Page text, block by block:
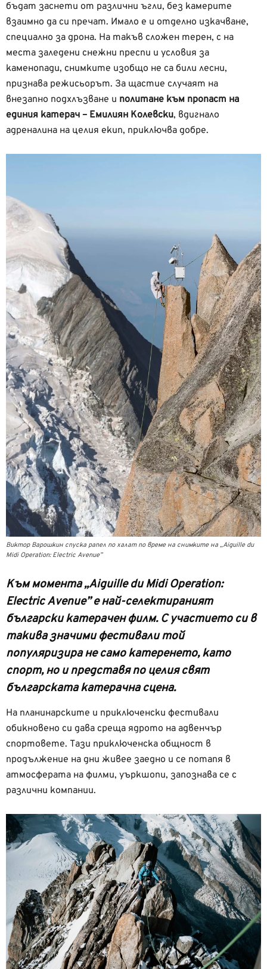
бъдат заснети от различни ъгли, без камерите
взаимно да си пречат. Имало е и отделно изкачване,
специално за дрона. На такъв сложен терен, с на
места заледени снежни преспи и условия за
каменопади, снимките изобщо не са били лесни,
признава режисьорът. За щастие случаят на
внезапно подхлъзване и политане към пропаст на
единия катерач – Емилиян Колевски, вдигнало
адреналина на целия екип, приключва добре.
Виктор Варошкин спуска рапел по халат по време на снимките на „Aiguille du
Midi Operation: Electric Avenue”
Към момента „Aiguille du Midi Operation:
Electric Avenue” е най-селектираният
български катерачен филм. С участието си в
такива значими фестивали той
популяризира не само катеренето, като
спорт, но и представя по целия свят
българската катерачна сцена.
На планинарските и приключенски фестивали
обикновено си дава среща ядрото на адвенчър
спортовете. Тази приключенска общност в
продължение на дни живее заедно и се потапя в
атмосферата на филми, уъркшопи, запознава се с
различни компании.